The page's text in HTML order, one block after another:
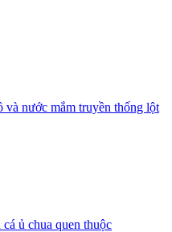
nước mắm truyền thống lột
ủ chua quen thuộc